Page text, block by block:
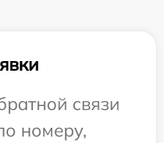
связи
номеру,